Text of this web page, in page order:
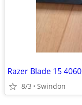
Razer Blade 15 4060
8/3 Swindon